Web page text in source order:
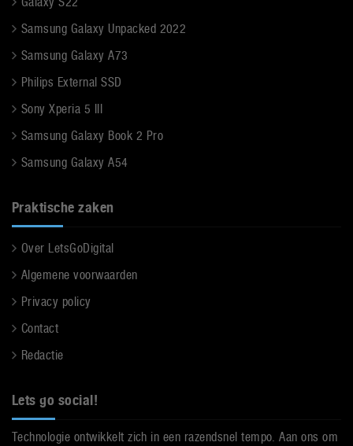
Samsung Galaxy Unpacked 2022
Samsung Galaxy A73
Philips External SSD
Sony Xperia 5 III
Samsung Galaxy Book 2 Pro
Samsung Galaxy A54
Praktische zaken
Over LetsGoDigital
Algemene voorwaarden
Privacy policy
Contact
Redactie
Lets go social!
Technologie ontwikkelt zich in een razendsnel tempo. Aan ons om